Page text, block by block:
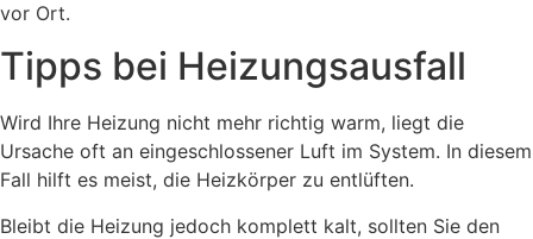
vor Ort.
Tipps bei Heizungsausfall
Wird Ihre Heizung nicht mehr richtig warm, liegt die
Ursache oft an eingeschlossener Luft im System. In diesem
Fall hilft es meist, die Heizkörper zu entlüften.
Bleibt die Heizung jedoch komplett kalt, sollten Sie den